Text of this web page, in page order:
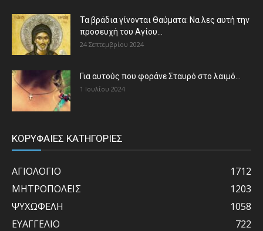
Τα βράδια γίνονται Θαύματα: Να λες αυτή την
προσευχή του Αγίου...
24 Σεπτεμβρίου 2024
Για αυτούς που φοράνε Σταυρό στο λαιμό…
1 Ιουλίου 2024
ΚΟΡΥΦΑΙΕΣ ΚΑΤΗΓΟΡΙΕΣ
ΑΓΙΟΛΟΓΙΟ
1712
ΜΗΤΡΟΠΟΛΕΙΣ
1203
ΨΥΧΩΦΕΛΗ
1058
ΕΥΑΓΓΕΛΙΟ
722